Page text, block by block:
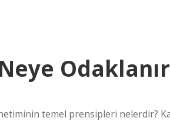
Odaklanır
temel prensipleri nelerdir?